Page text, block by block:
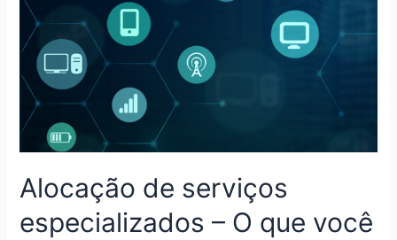
Alocação de serviços
especializados – O que você